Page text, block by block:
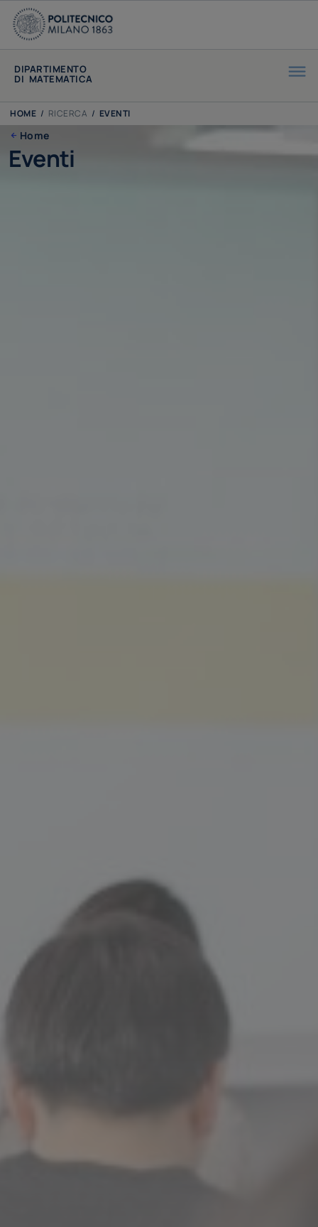
DIPARTIMENTO
DI MATEMATICA
HOME / RICERCA / EVENTI
Home
Eventi